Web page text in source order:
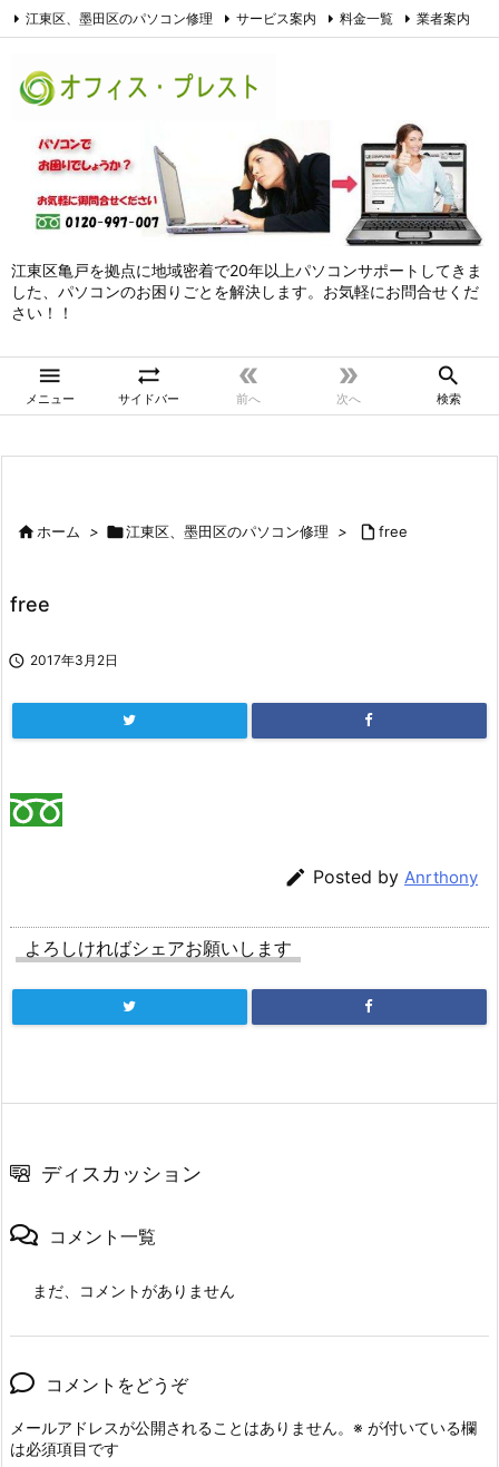
江東区亀戸を拠点に地域密着で20年以上パソコンサポートしてきま
した、パソコンのお困りごとを解決します。お気軽にお問合せくだ
さい！！

メニュー

サイドバー

前へ

次へ

検索
江東区、墨田区のパソコン修理 サービス案内 料金一覧 業者案内
ホーム > 江東区、墨田区のパソコン修理 >  free
free
 2017年3月2日
 Posted by Anrthony
よろしければシェアお願いします
ディスカッション
コメント一覧
まだ、コメントがありません
コメントをどうぞ
メールアドレスが公開されることはありません。 ※ が付いている欄
は必須項目です